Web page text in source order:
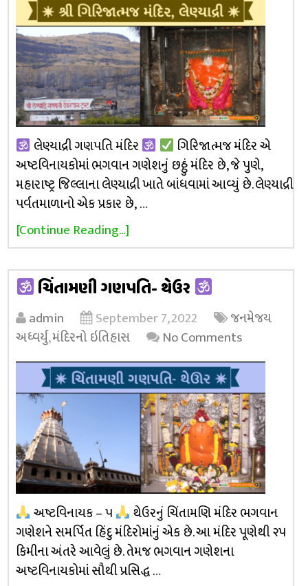
લેણ્યાદ્રી ગણપતિ મંદિર
ગિરિજાત્મજ મંદિર એ
અષ્ટવિનાયકોમાં ભગવાન ગણેશનું છઠ્ઠું મંદિર છે, જે પુણે,
મહારાષ્ટ્ર જિલ્લાના લેણ્યાદ્રી ખાતે બાંધવામાં આવ્યું છે. લેણ્યાદ્રી
પર્વતમાળાનો એક પ્રકાર છે, …
[Continue Reading...]
ચિંતામણી ગણપતિ- થેઉર
admin September 7, 2022
જનમેજય
અધ્વર્યુ,મંદિરનો ઇતિહાસ No Comments
અષ્ટવિનાયક – ૫
થેઉરનું ચિંતામણિ મંદિર ભગવાન
ગણેશને સમર્પિત હિંદુ મંદિરોમાંનું એક છે. આ મંદિર પૂણેથી ૨૫
કિમીના અંતરે આવેલું છે. તેમજ ભગવાન ગણેશના
અષ્ટવિનાયકોમાં સૌથી પ્રસિદ્ધ …